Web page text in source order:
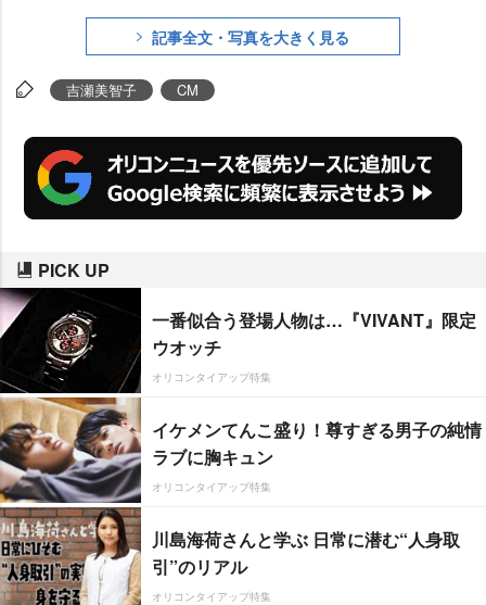
を使ったり、エアコンの温度を
1℃下げたりしています」とエコ
アピールに務めた。
記事全文・写真を大きく見る
吉瀬美智子 CM
PICK UP
一番似合う登場人物は…『VIVANT』限定
ウオッチ
オリコンタイアップ特集
イケメンてんこ盛り！尊すぎる男子の純情
ラブに胸キュン
オリコンタイアップ特集
川島海荷さんと学ぶ 日常に潜む“人身取
引”のリアル
オリコンタイアップ特集